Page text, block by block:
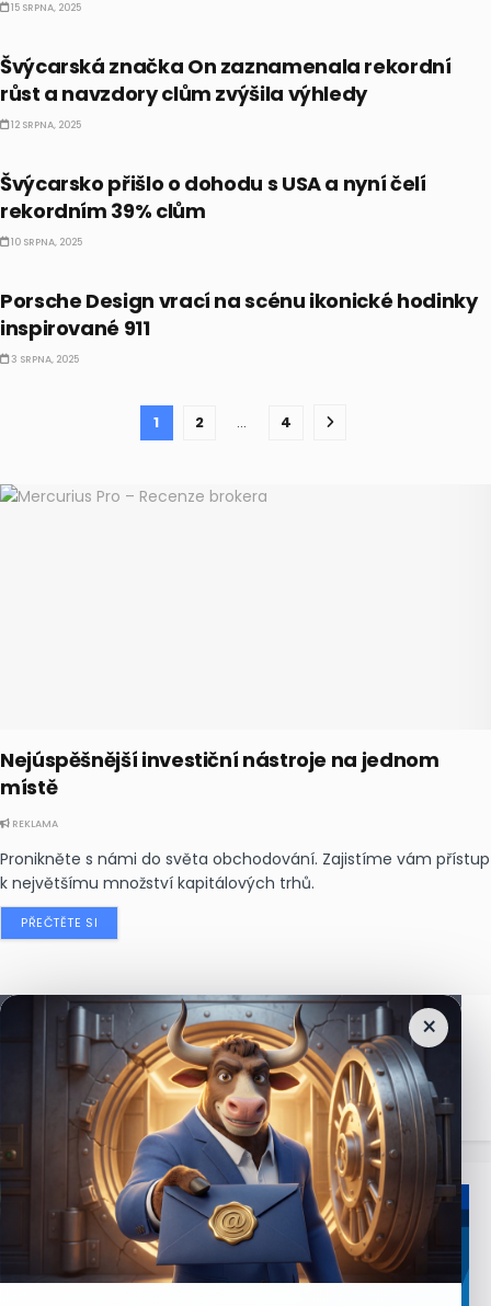
15 SRPNA, 2025
Švýcarská značka On zaznamenala rekordní
růst a navzdory clům zvýšila výhledy
12 SRPNA, 2025
Švýcarsko přišlo o dohodu s USA a nyní čelí
rekordním 39% clům
10 SRPNA, 2025
Porsche Design vrací na scénu ikonické hodinky
inspirované 911
3 SRPNA, 2025
1 2 … 4
Nejúspěšnější investiční nástroje na jednom
místě
REKLAMA
Pronikněte s námi do světa obchodování. Zajistíme vám přístup
k největšímu množství kapitálových trhů.
PŘEČTĚTE SI
×
Nejčtenějšízprávy